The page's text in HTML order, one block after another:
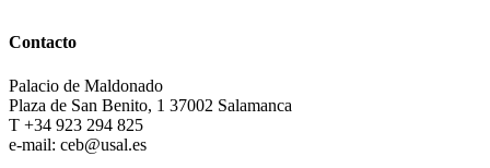
Contacto
Palacio de Maldonado
Plaza de San Benito, 1 37002 Salamanca
T +34 923 294 825
e-mail: ceb@usal.es